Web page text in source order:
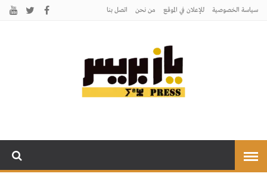
سياسة الخصوصية للإعلان في الموقع من نحن اتصل بنـا